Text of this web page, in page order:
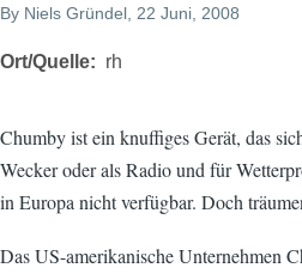
By Niels Gründel , 22 Juni, 2008
Ort/Quelle rh
Chumby ist ein knuffiges Gerät, das
Wecker oder als Radio und für
in Europa nicht verfügbar. Doch
Das US-amerikanische Unternehmen